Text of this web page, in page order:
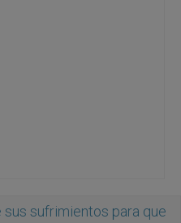
sus sufrimientos para que